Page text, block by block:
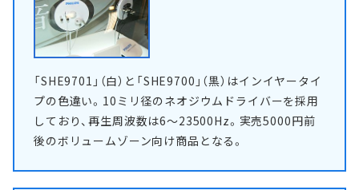
「SHE9701」（白）と「SHE9700」（黒）はインイヤータイ
プの色違い。10ミリ径のネオジウムドライバーを採用
しており、再生周波数は6～23500Hz。実売5000円前
後のボリュームゾーン向け商品となる。